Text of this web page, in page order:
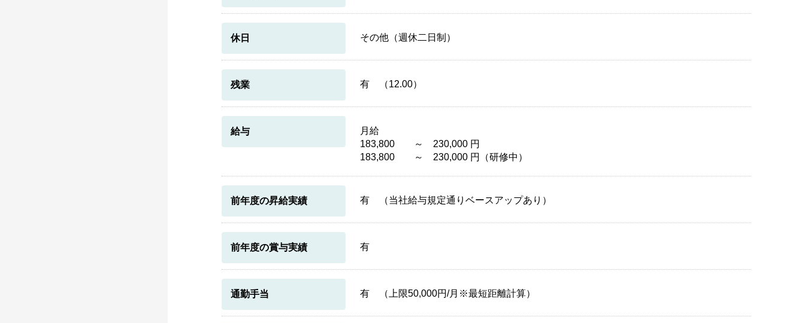
休日 その他（週休二日制）
残業 有 （12.00）
給与
月給
183,800 ～ 230,000 円
183,800 ～ 230,000 円（研修中）
前年度の昇給実績 有 （当社給与規定通りベースアップあり）
前年度の賞与実績 有
通勤手当 有 （上限50,000円/月※最短距離計算）